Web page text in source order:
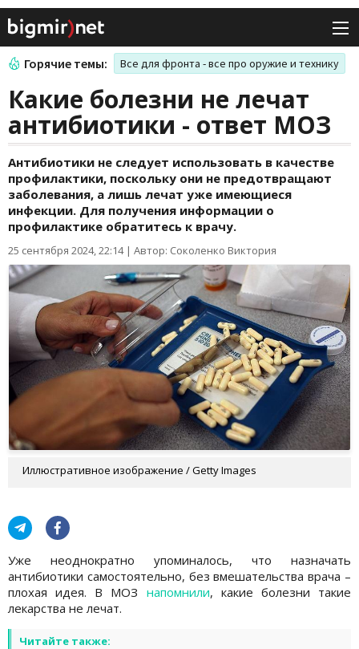
Горячие темы: Все для фронта - все про оружие и технику
Какие болезни не лечат
антибиотики - ответ МОЗ
Антибиотики не следует использовать в качестве
профилактики, поскольку они не предотвращают
заболевания, а лишь лечат уже имеющиеся
инфекции. Для получения информации о
профилактике обратитесь к врачу.
25 сентября 2024, 22:14| Автор: Соколенко Виктория
Иллюстративное изображение / Getty Images
Уже неоднократно упоминалось, что назначать
антибиотики самостоятельно, без вмешательства врача –
плохая идея. В МОЗ напомнили, какие болезни такие
лекарства не лечат.
Читайте также: